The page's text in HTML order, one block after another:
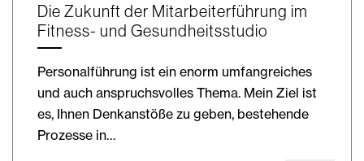
Die Zukunft der Mitarbeiterführung im
Fitness- und Gesundheitsstudio
Personalführung ist ein enorm umfangreiches
und auch anspruchsvolles Thema. Mein Ziel ist
es, Ihnen Denkanstöße zu geben, bestehende
Prozesse in…